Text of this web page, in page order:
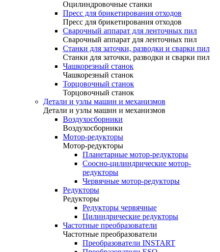
Оцилиндровочные станки
Пресс для брикетирования отходов
Пресс для брикетирования отходов
Сварочный аппарат для ленточных пил
Сварочный аппарат для ленточных пил
Станки для заточки, разводки и сварки пил
Станки для заточки, разводки и сварки пил
Чашкорезный станок
Чашкорезный станок
Торцовочный станок
Торцовочный станок
Детали и узлы машин и механизмов
Детали и узлы машин и механизмов
Воздухосборники
Воздухосборники
Мотор-редукторы
Мотор-редукторы
Планетарные мотор-редукторы
Соосно-цилиндрические мотор-
редукторы
Червячные мотор-редукторы
Редукторы
Редукторы
Редукторы червячные
Цилиндрические редукторы
Частотные преобразователи
Частотные преобразователи
Преобразователи INSTART